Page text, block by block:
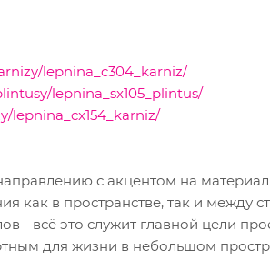
lepnina_c304_karniz/
lepnina_sx105_plintus/
с акцентом на
как в пространстве, так и между
- всё это служит главной цели
для жизни в небольшом